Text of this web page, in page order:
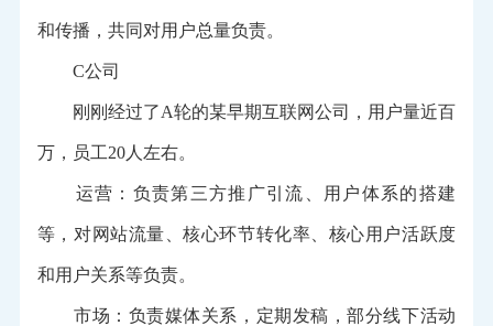
和传播，共同对用户总量负责。
C公司
刚刚经过了A轮的某早期互联网公司，用户量近百
万，员工20人左右。
运营：负责第三方推广引流、用户体系的搭建
等，对网站流量、核心环节转化率、核心用户活跃度
和用户关系等负责。
市场：负责媒体关系，定期发稿，部分线下活动